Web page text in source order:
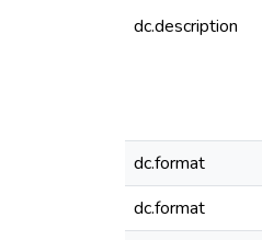
dc.description
dc.format
dc.format